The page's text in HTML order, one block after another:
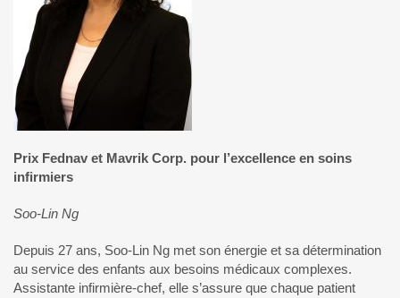
Prix Fednav et Mavrik Corp. pour l’excellence en soins
infirmiers
Soo-Lin Ng
Depuis 27 ans, Soo-Lin Ng met son énergie et sa détermination
au service des enfants aux besoins médicaux complexes.
Assistante infirmière-chef, elle s’assure que chaque patient